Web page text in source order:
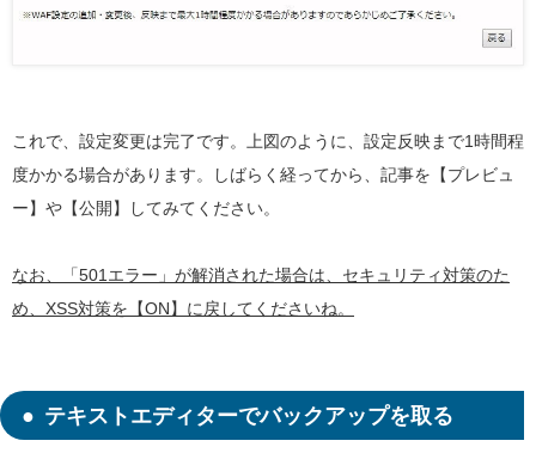
これで、設定変更は完了です。上図のように、設定反映まで1時間程
度かかる場合があります。しばらく経ってから、記事を【プレビュ
ー】や【公開】してみてください。
なお、「501エラー」が解消された場合は、セキュリティ対策のた
め、XSS対策を【ON】に戻してくださいね。
テキストエディターでバックアップを取る